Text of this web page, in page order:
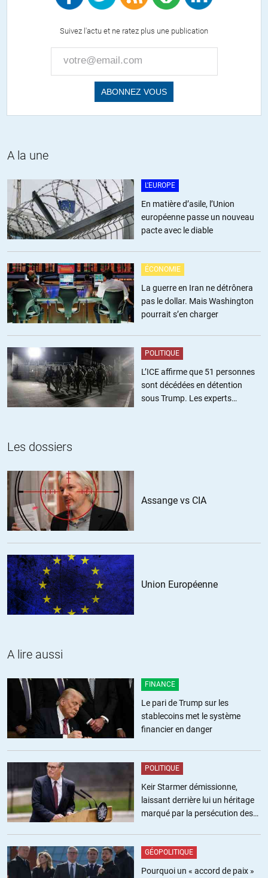
Suivez l'actu et ne ratez plus une publication
A la une
L'EUROPE
En matière d’asile, l’Union
européenne passe un nouveau
pacte avec le diable
ÉCONOMIE
La guerre en Iran ne détrônera
pas le dollar. Mais Washington
pourrait s’en charger
POLITIQUE
L’ICE affirme que 51 personnes
sont décédées en détention
sous Trump. Les experts
Les dossiers
Assange vs CIA
Union Européenne
A lire aussi
FINANCE
Le pari de Trump sur les
stablecoins met le système
financier en danger
POLITIQUE
Keir Starmer démissionne,
laissant derrière lui un héritage
marqué par la persécution des
GÉOPOLITIQUE
Pourquoi un « accord de paix »